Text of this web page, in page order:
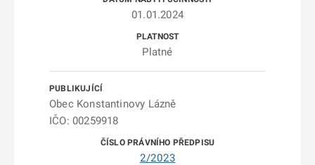
01.01.2024
Platné
Obec Konstantinovy Lázně
IČO: 00259918
2/2023